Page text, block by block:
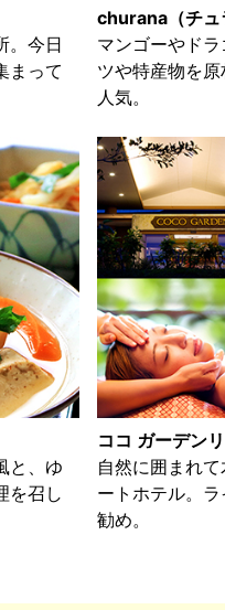
。今日
まって
churana（チュ
マンゴーやド
ツや特産物を
人気。
と、ゆ
を召し
ココ ガーデン
自然に囲まれ
ートホテル。
勧め。